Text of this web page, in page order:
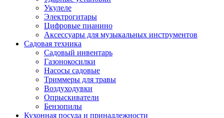
Укулеле
Электрогитары
Цифровые пианино
Аксессуары для музыкальных инструментов
Садовая техника
Садовый инвентарь
Газонокосилки
Насосы садовые
Триммеры для травы
Воздуходувки
Опрыскиватели
Бензопилы
Кухонная посуда и принадлежности